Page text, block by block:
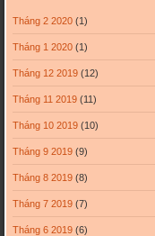
Tháng 2 2020(1)
Tháng 1 2020(1)
Tháng 12 2019(12)
Tháng 11 2019(11)
Tháng 10 2019(10)
Tháng 9 2019(9)
Tháng 8 2019(8)
Tháng 7 2019(7)
Tháng 6 2019(6)